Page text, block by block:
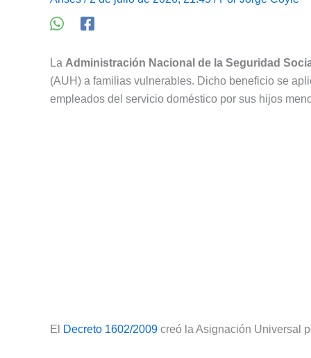
La Administración Nacional de la Seguridad
(AUH) a familias vulnerables. Dicho beneficio se
empleados del servicio doméstico por sus hijos
El Decreto 1602/2009 creó la Asignación Universal